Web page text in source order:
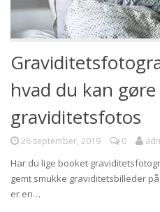
hvad du kan
graviditetsfotos
26 september, 2019 0
Har du lige booket
gemt smukke graviditetsbilleder
er en…